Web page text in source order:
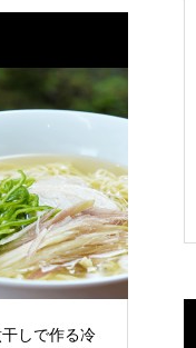
しで作る冷